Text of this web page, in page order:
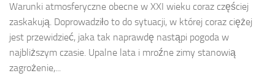
Warunki atmosferyczne obecne w XXI wieku coraz częściej
zaskakują. Doprowadziło to do sytuacji, w której coraz ciężej
jest przewidzieć, jaka tak naprawdę nastąpi pogoda w
najbliższym czasie. Upalne lata i mroźne zimy stanowią
zagrożenie,...